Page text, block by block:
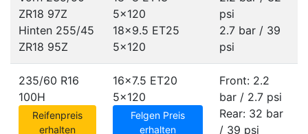
ZR18 97Z
Hinten 255/45
ZR18 95Z
5x120
18x9.5 ET25
5x120
psi
2.7 bar / 39
psi
235/60 R16
100H
Reifenpreis
erhalten
16x7.5 ET20
5x120
Felgen Preis
erhalten
Front: 2.2
bar / 2.7 psi
Rear: 32 bar
/ 39 psi